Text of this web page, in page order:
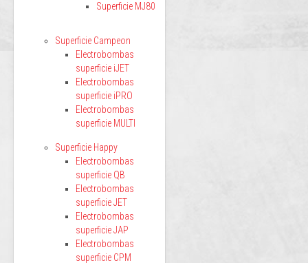
Superficie MJ80
Superficie Campeon
Electrobombas
superficie iJET
Electrobombas
superficie iPRO
Electrobombas
superficie MULTI
Superficie Happy
Electrobombas
superficie QB
Electrobombas
superficie JET
Electrobombas
superficie JAP
Electrobombas
superficie CPM